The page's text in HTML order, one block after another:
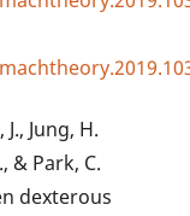
Jung, H.
& Park, C.
dexterous